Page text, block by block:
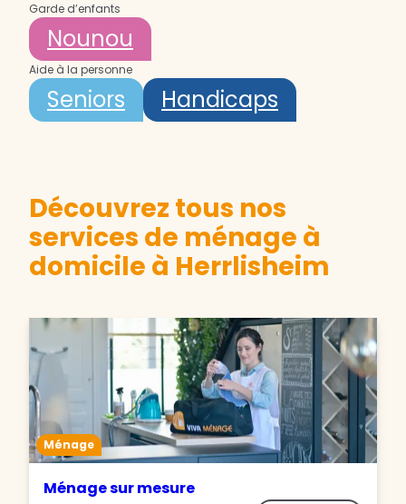
Garde d’enfants
Nounou
Aide à la personne
Seniors Handicaps
Découvrez tous nos
services de ménage à
domicile à Herrlisheim
Ménage
Ménage sur mesure